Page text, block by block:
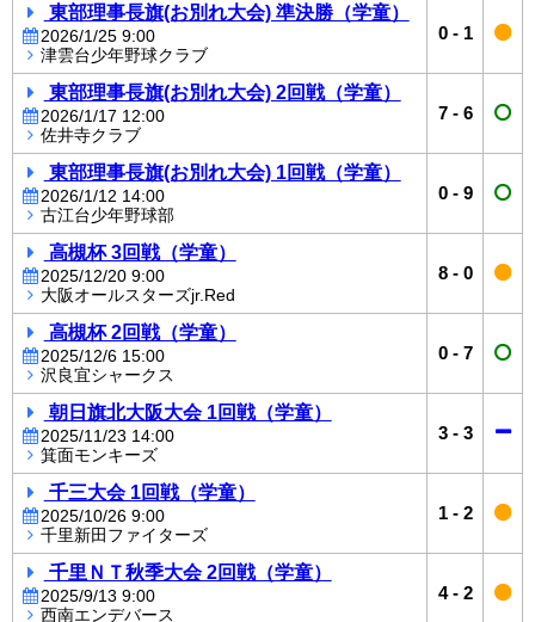
東部理事長旗(お別れ大会) 準決勝（学童）
2026/1/25 9:00
津雲台少年野球クラブ
0- 1
東部理事長旗(お別れ大会) 2回戦（学童）
2026/1/17 12:00
佐井寺クラブ
7- 6
東部理事長旗(お別れ大会) 1回戦（学童）
2026/1/12 14:00
古江台少年野球部
0- 9
高槻杯 3回戦（学童）
2025/12/20 9:00
大阪オールスターズjr.Red
8- 0
高槻杯 2回戦（学童）
2025/12/6 15:00
沢良宜シャークス
0- 7
朝日旗北大阪大会 1回戦（学童）
2025/11/23 14:00
箕面モンキーズ
3- 3
千三大会 1回戦（学童）
2025/10/26 9:00
千里新田ファイターズ
1- 2
千里ＮＴ秋季大会 2回戦（学童）
2025/9/13 9:00
西南エンデバース
4- 2